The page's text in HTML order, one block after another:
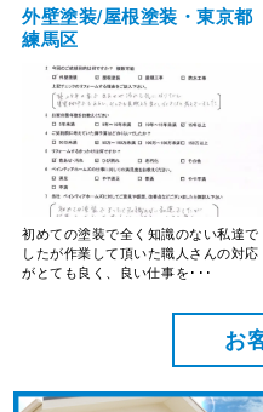
外壁塗装/屋根塗装・東京都
練馬区
初めての塗装で全く知識のない私達で
したが作業して頂いた職人さんの対応
がとても良く、良い仕事を･･･
お